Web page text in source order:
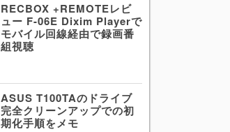
RECBOX +REMOTEレビ
ュー F-06E Dixim Playerで
モバイル回線経由で録画番
組視聴
ASUS T100TAのドライブ
完全クリーンアップでの初
期化手順をメモ